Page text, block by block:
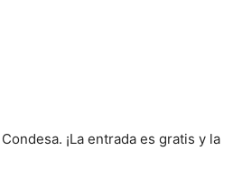
¡La entrada es gratis y la